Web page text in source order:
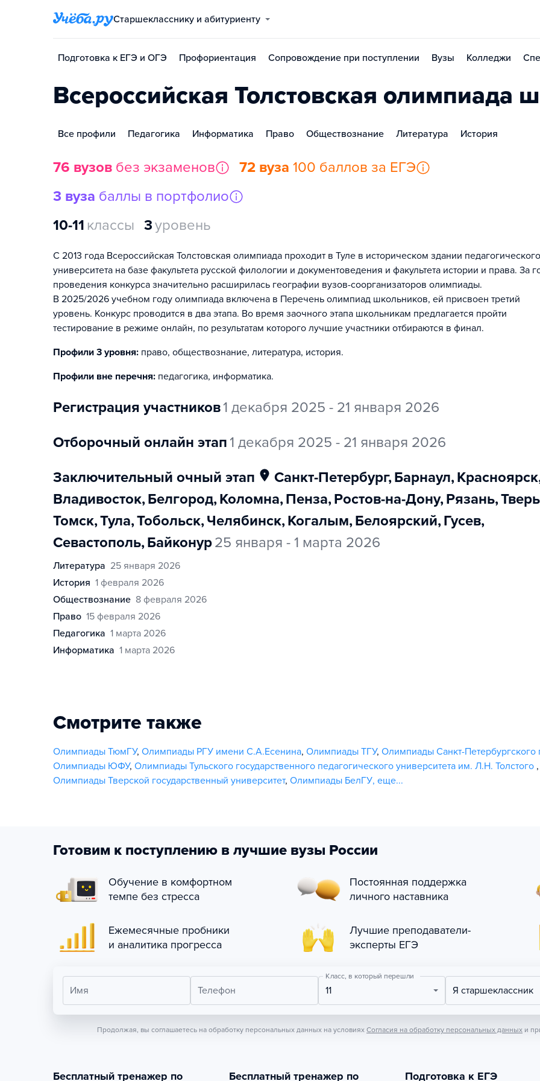
Старшекласснику и абитуриенту
Подготовка к ЕГЭ и ОГЭ Профориентация Сопровождение при поступлении Вузы Колледжи
Всероссийская Толстовская олимпиада
Все профили Педагогика Информатика Право Обществознание Литература История
76 вузов без экзаменов 72 вуза 100 баллов за ЕГЭ
3 вуза баллы в портфолио
10-11 классы 3уровень
C 2013 года Всероссийская Толстовская олимпиада проходит в Туле в историческом здании педагогического
университета на базе факультета русской филологии и документоведения и факультета истории и права. За
проведения конкурса значительно расширилась географии вузов-соорганизаторов олимпиады.
В 2025/2026 учебном году олимпиада включена в Перечень олимпиад школьников, ей присвоен третий
уровень. Конкурс проводится в два этапа. Во время заочного этапа школьникам предлагается пройти
тестирование в режиме онлайн, по результатам которого лучшие участники отбираются в финал.
Профили 3 уровня: право, обществознание, литература, история.
Профили вне перечня: педагогика, информатика.
регистрация участников1 декабря 2025 - 21 января 2026
отборочный онлайн этап 1 декабря 2025 - 21 января 2026
заключительный очный этап
Санкт-Петербург, Барнаул, Красноярск
Владивосток, Белгород, Коломна, Пенза, Ростов-на-Дону, Рязань, Тверь
Томск, Тула, Тобольск, Челябинск, Когалым, Белоярский, Гусев,
Севастополь, Байконур 25 января - 1 марта 2026
литература 25 января 2026
история 1 февраля 2026
обществознание 8 февраля 2026
право 15 февраля 2026
педагогика 1 марта 2026
информатика 1 марта 2026
Смотрите также
Олимпиады ТюмГУ, Олимпиады РГУ имени С.А.Есенина, Олимпиады ТГУ, Олимпиады Санкт-Петербургского
Олимпиады ЮФУ, Олимпиады Тульского государственного педагогического университета им. Л.Н. Толстого
Олимпиады Тверской государственный университет, Олимпиады БелГУ, еще...
Готовим к поступлению в лучшие вузы России
Обучение в комфортном
темпе без стресса
Постоянная поддержка
личного наставника
Ежемесячные пробники
и аналитика прогресса
Лучшие преподаватели-
эксперты ЕГЭ
Имя Телефон
Класс, в который перешли
11 Я старшеклассник
Продолжая, вы соглашаетесь на обработку персональных данных на условиях Согласия на обработку персональных данных и
Бесплатный тренажер по Бесплатный тренажер по Подготовка к ЕГЭ